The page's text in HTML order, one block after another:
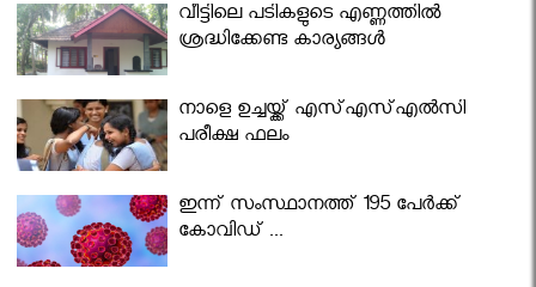
വീട്ടിലെ പടികളുടെ എണ്ണത്തിൽ
ശ്രദ്ധിക്കേണ്ട കാര്യങ്ങൾ
നാളെ ഉച്ചയ്ക്ക് എസ്എസ്എല്‍സി
പരീക്ഷ ഫലം
ഇന്ന് സംസ്ഥാനത്ത് 195 പേര്‍ക്ക്
കോവിഡ് ...